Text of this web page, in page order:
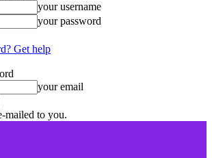
your username
your password
Get help
your email
mailed to you.